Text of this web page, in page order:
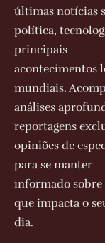
últimas notícias
política,
principais
acontecimentos
mundiais.
análises
reportagens
opiniões de
para se manter
informado sobre
que impacta o
dia.